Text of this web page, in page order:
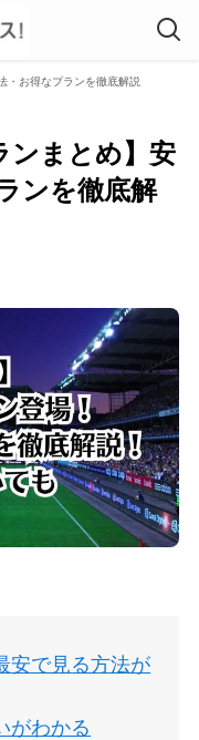
・お得なプランを徹底解説
ンまとめ】安
ンを徹底解
安で見る方法が
がわかる